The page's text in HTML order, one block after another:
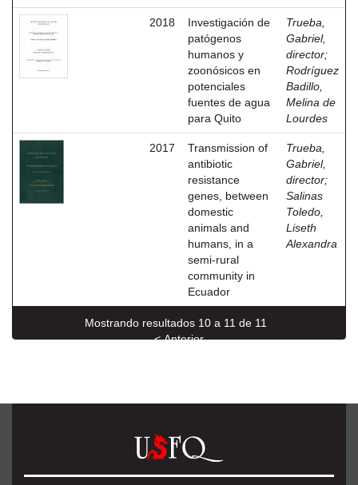
2018
Investigación de
patógenos
humanos y
zoonósicos en
potenciales
fuentes de agua
para Quito
Trueba,
Gabriel,
director;
Rodríguez
Badillo,
Melina de
Lourdes
2017
Transmission of
antibiotic
resistance
genes, between
domestic
animals and
humans, in a
semi-rural
community in
Ecuador
Trueba,
Gabriel,
director;
Salinas
Toledo,
Liseth
Alexandra
Mostrando resultados 10 a 11 de 11
< Anterior